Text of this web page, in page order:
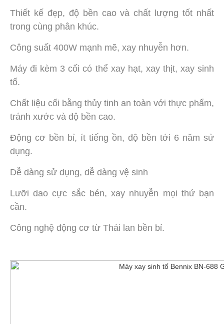
Thiết kế đẹp, độ bền cao và chất lượng tốt nhất
trong cùng phân khúc.
Công suất 400W mạnh mẽ, xay nhuyễn hơn.
Máy đi kèm 3 cối có thể xay hạt, xay thịt, xay sinh
tố.
Chất liệu cối bằng thủy tinh an toàn với thực phẩm,
tránh xước và độ bền cao.
Động cơ bền bỉ, ít tiếng ồn, độ bền tới 6 năm sử
dụng.
Dễ dàng sử dụng, dễ dàng vệ sinh
Lưỡi dao cực sắc bén, xay nhuyễn mọi thứ bạn
cần.
Công nghệ động cơ từ Thái lan bền bỉ.